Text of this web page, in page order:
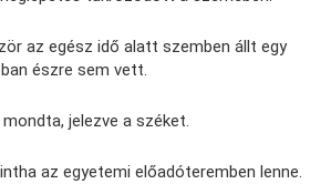
az egész idő alatt szemben állt egy
észre sem vett.
jelezve a széket.
az egyetemi előadóteremben lenne.